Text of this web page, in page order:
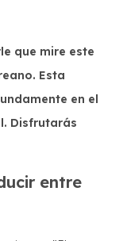
que mire este
Esta
en el
Disfrutarás
entre